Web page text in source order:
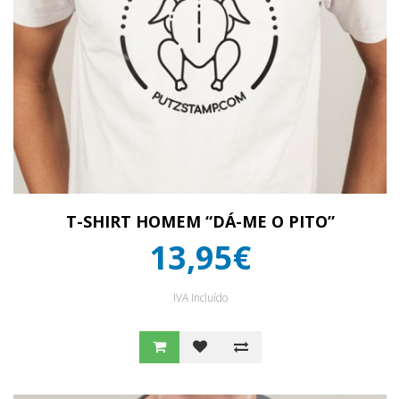
T-SHIRT HOMEM “DÁ-ME O PITO”
13,95€
IVA Incluído